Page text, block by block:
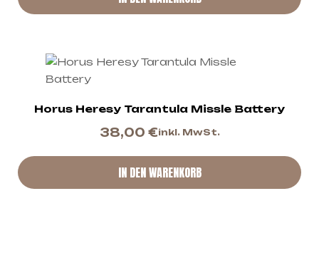
Horus Heresy Tarantula Missle Battery
38,00 €inkl. MwSt.
IN DEN WARENKORB